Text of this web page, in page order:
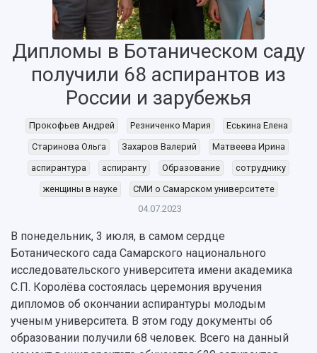
НАЗАД
История
Ключевые факты
Рейтинги
Руководство
Наблюдательный совет
Попечительский совет
Главные новости
Бортжурнал
Объявления
События
СМИ об университете
Пресс-центр
Почему я выбираю Самарский университет?
Абитуриенту
Бакалавриат и специалитет
Магистратура
Аспирантура
Формы обучения
Учебные планы
Основные научные направления
Научные школы и ведущие научные коллективы
Диссертационные советы
Подготовка научных кадров
Конкурс на замещение должностей научных
работников
Научно-технический совет
Дипломы в Ботаническом саду
получили 68 аспирантов из
России и зарубежья
Прокофьев Андрей Резниченко Мария
Еськина Елена
Старинова Ольга
Захаров Валерий
Матвеева Ирина
аспирантура
аспиранту Образование
сотруднику
женщины в науке
СМИ о Самарском университете
04.07.2023
В понедельник, 3 июля, в самом сердце
Ботанического сада Самарского национального
исследовательского университета имени академика
С.П. Королёва состоялась церемония вручения
дипломов об окончании аспирантуры молодым
ученым университета. В этом году документы об
образовании получили 68 человек. Всего на данный